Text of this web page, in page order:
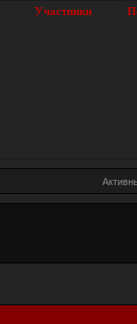
Участники